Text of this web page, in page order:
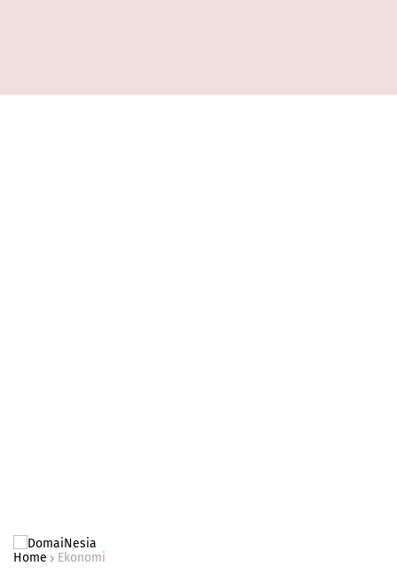
Home Ekonomi